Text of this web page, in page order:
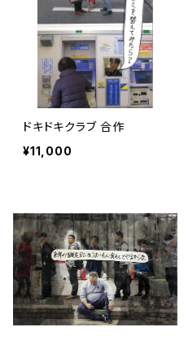
ドキドキクラブ 合作
¥11,000